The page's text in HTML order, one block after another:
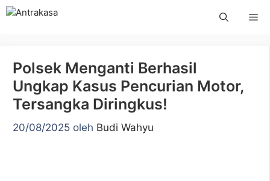
Langsung
Polsek Menganti Berhasil
Ungkap Kasus Pencurian Motor,
Tersangka Diringkus!
20/08/2025 oleh Budi Wahyu